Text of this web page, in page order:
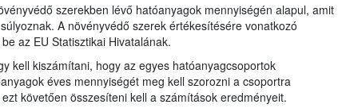
szerekben lévő hatóanyagok mennyiségén alapul, amit
A növényvédő szerek értékesítésére vonatkozó
az EU Statisztikai Hivatalának.
kell kiszámítani, hogy az egyes hatóanyagcsoportok
éves mennyiségét meg kell szorozni a csoportra
követően összesíteni kell a számítások eredményeit.